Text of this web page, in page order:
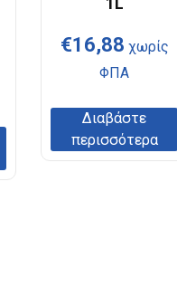
€16,88 χωρίς
ΦΠΑ
Διαβάστε
περισσότερα